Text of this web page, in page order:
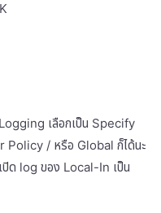
เลือกเป็น Specify
Policy / หรือ Global ก็ได้นะ
ปิด log ของ Local-In เป็น